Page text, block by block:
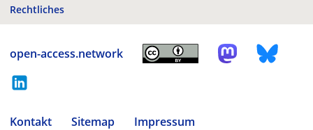
Rechtliches
open-access.network
Kontakt Sitemap
Impressum